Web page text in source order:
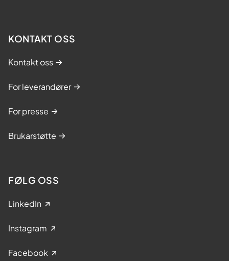
KONTAKT OSS
Kontakt oss
For leverandører
For presse
Brukarstøtte
FØLG OSS
LinkedIn
Instagram
Facebook